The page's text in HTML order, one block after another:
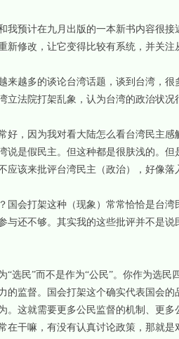
预计在九月出版的一本新书内容很接
新修改，让它变得比较有系统，并关注
越多的谈论台湾话题，谈到台湾，很
立法院打架乱象，认为台湾的政治状
，因为我对看大陆怎么看台湾民主感
说是假民主。但这种都是很肤浅的。
应该来批评台湾民主（政治），好像落
会打架这种（现象）常常恰恰是台湾
与还不够。其实我的这些批评并不是
民”而不是作为“公民”。你作为选民
的监督。国会打架这个确实代表国会
。这就需要更多公民监督的机制、更
在干嘛，有没有认真讨论政策，那就